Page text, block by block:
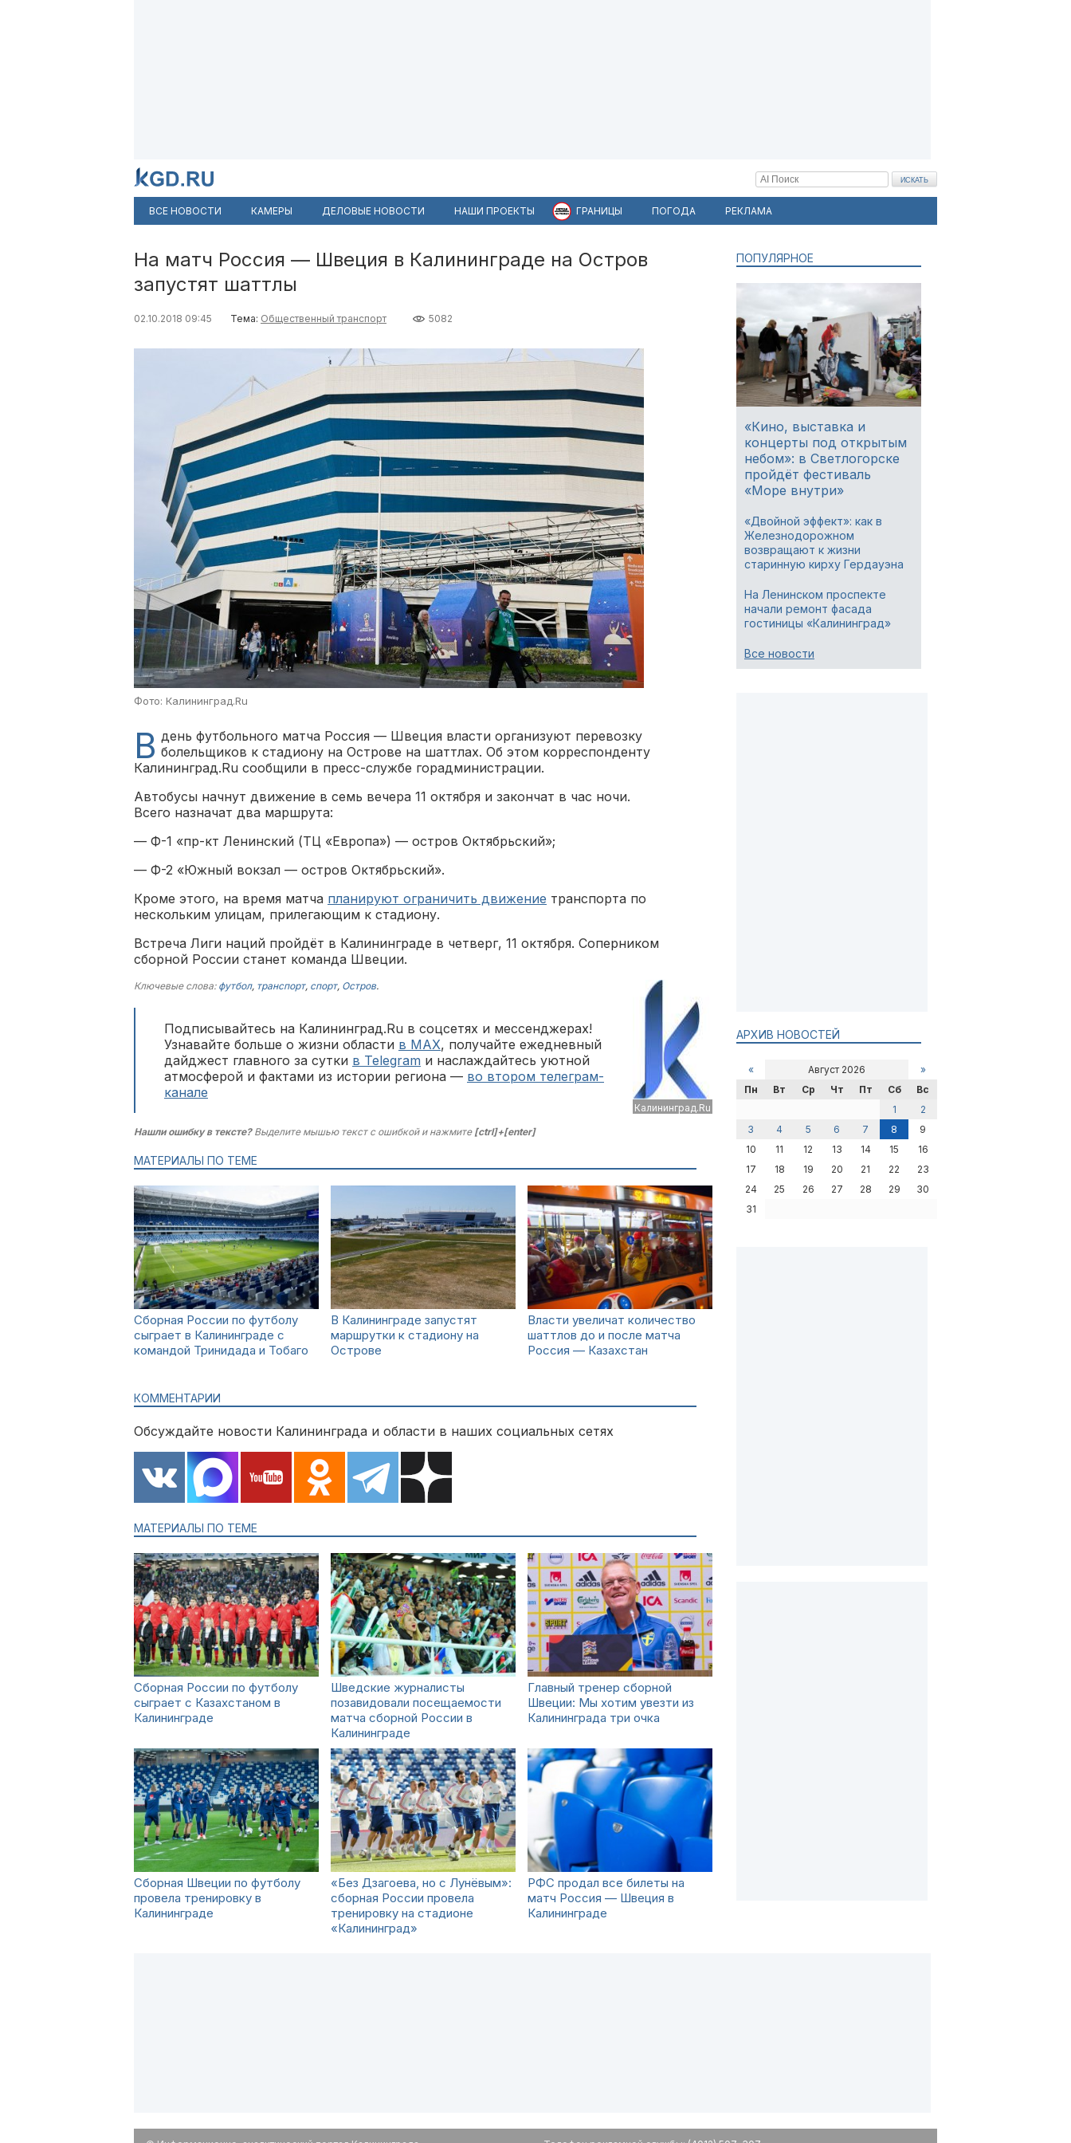
ВСЕ НОВОСТИ КАМЕРЫ ДЕЛОВЫЕ НОВОСТИ НАШИ ПРОЕКТЫ ГРАНИЦЫ ПОГОДА РЕКЛАМА
На матч Россия — Швеция в Калининграде на Остров
запустят шаттлы
02.10.2018 09:45 Тема: Общественный транспорт 5082
Фото: Калининград.Ru
В день футбольного матча Россия — Швеция власти организуют перевозку
болельщиков к стадиону на Острове на шаттлах. Об этом корреспонденту
Калининград.Ru сообщили в пресс-службе горадминистрации.
Автобусы начнут движение в семь вечера 11 октября и закончат в час ночи.
Всего назначат два маршрута:
— Ф-1 «пр-кт Ленинский (ТЦ «Европа») — остров Октябрьский»;
— Ф-2 «Южный вокзал — остров Октябрьский».
Кроме этого, на время матча планируют ограничить движение транспорта по
нескольким улицам, прилегающим к стадиону.
Встреча Лиги наций пройдёт в Калининграде в четверг, 11 октября. Соперником
сборной России станет команда Швеции.
Калининград.Ru
Ключевые слова: футбол, транспорт, спорт, Остров.
Подписывайтесь на Калининград.Ru в соцсетях и мессенджерах!
Узнавайте больше о жизни области в MAX, получайте ежедневный
дайджест главного за сутки в Telegram и наслаждайтесь уютной
атмосферой и фактами из истории региона — во втором телеграм-
канале
Нашли ошибку в тексте?Выделите мышью текст с ошибкой и нажмите [ctrl]+[enter]
МАТЕРИАЛЫ ПО ТЕМЕ
Сборная России по футболу
сыграет в Калининграде с
командой Тринидада и Тобаго
В Калининграде запустят
маршрутки к стадиону на
Острове
Власти увеличат количество
шаттлов до и после матча
Россия — Казахстан
КОММЕНТАРИИ
Обсуждайте новости Калининграда и области в наших социальных сетях
МАТЕРИАЛЫ ПО ТЕМЕ
Сборная России по футболу
сыграет с Казахстаном в
Калининграде
Шведские журналисты
позавидовали посещаемости
матча сборной России в
Калининграде
Главный тренер сборной
Швеции: Мы хотим увезти из
Калининграда три очка
Сборная Швеции по футболу
провела тренировку в
Калининграде
«Без Дзагоева, но с Лунёвым»:
сборная России провела
тренировку на стадионе
«Калининград»
РФС продал все билеты на
матч Россия — Швеция в
Калининграде
ПОПУЛЯРНОЕ
«Кино, выставка и
концерты под открытым
небом»: в Светлогорске
пройдёт фестиваль
«Море внутри»
«Двойной эффект»: как в
Железнодорожном
возвращают к жизни
старинную кирху Гердауэна
На Ленинском проспекте
начали ремонт фасада
гостиницы «Калининград»
Все новости
АРХИВ НОВОСТЕЙ
« Август 2026
»
Пн
Вт Ср Чт Пт Сб
Вс
1
2
3
4 5 6 7 8
9
10
11 12 13 14 15
16
17
18 19 20 21 22
23
24
25 26 27 28 29
30
31